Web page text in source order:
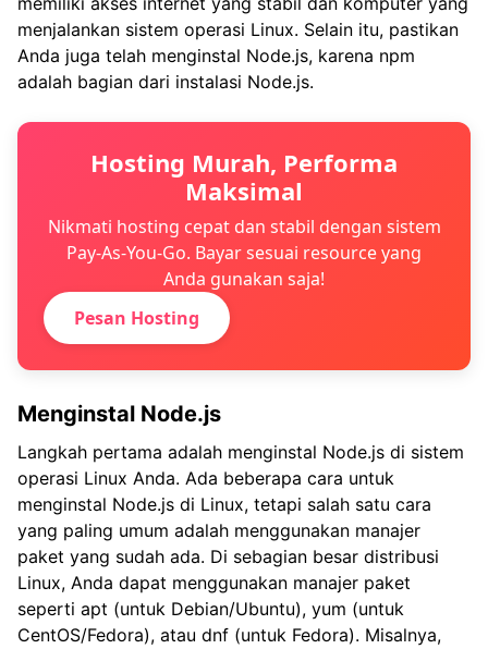
menjalankan sistem operasi Linux. Selain itu, pastikan
Anda juga telah menginstal Node.js, karena npm
adalah bagian dari instalasi Node.js.
Hosting Murah, Performa
Maksimal
Nikmati hosting cepat dan stabil dengan sistem
Pay-As-You-Go. Bayar sesuai resource yang
Anda gunakan saja!
Pesan Hosting
Menginstal Node.js
Langkah pertama adalah menginstal Node.js di sistem
operasi Linux Anda. Ada beberapa cara untuk
menginstal Node.js di Linux, tetapi salah satu cara
yang paling umum adalah menggunakan manajer
paket yang sudah ada. Di sebagian besar distribusi
Linux, Anda dapat menggunakan manajer paket
seperti apt (untuk Debian/Ubuntu), yum (untuk
CentOS/Fedora), atau dnf (untuk Fedora). Misalnya,